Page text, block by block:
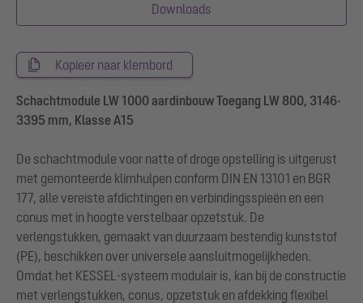
Downloads
Kopieer naar klembord
Schachtmodule LW 1000 aardinbouw Toegang LW 800, 3146-
3395 mm, Klasse A15
De schachtmodule voor natte of droge opstelling is uitgerust
met gemonteerde klimhulpen conform DIN EN 13101 en BGR
177, alle vereiste afdichtingen en verbindingsspieën en een
conus met in hoogte verstelbaar opzetstuk. De
verlengstukken, gemaakt van duurzaam bestendig kunststof
(PE), beschikken over universele aansluitmogelijkheden.
Omdat het KESSEL-systeem modulair is, kan bij de constructie
met verlengstukken, conus, opzetstuk en afdekking flexibel